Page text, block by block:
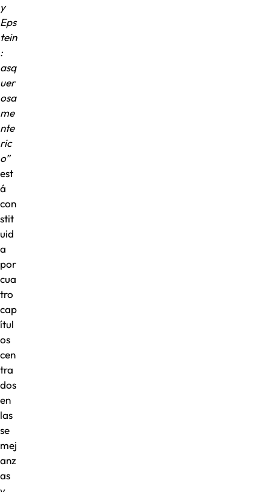
y
Eps
tein
:
asq
uer
osa
me
nte
ric
o”
est
á
con
stit
uid
a
por
cua
tro
cap
ítul
os
cen
tra
dos
en
las
se
mej
anz
as